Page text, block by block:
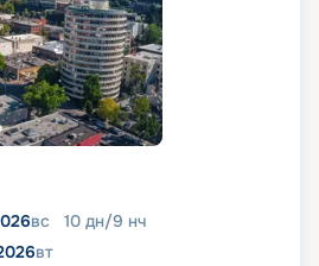
вс 10 дн/9 нч
вт